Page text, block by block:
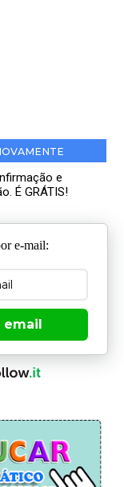
e
É GRÁTIS!
e-mail:
email